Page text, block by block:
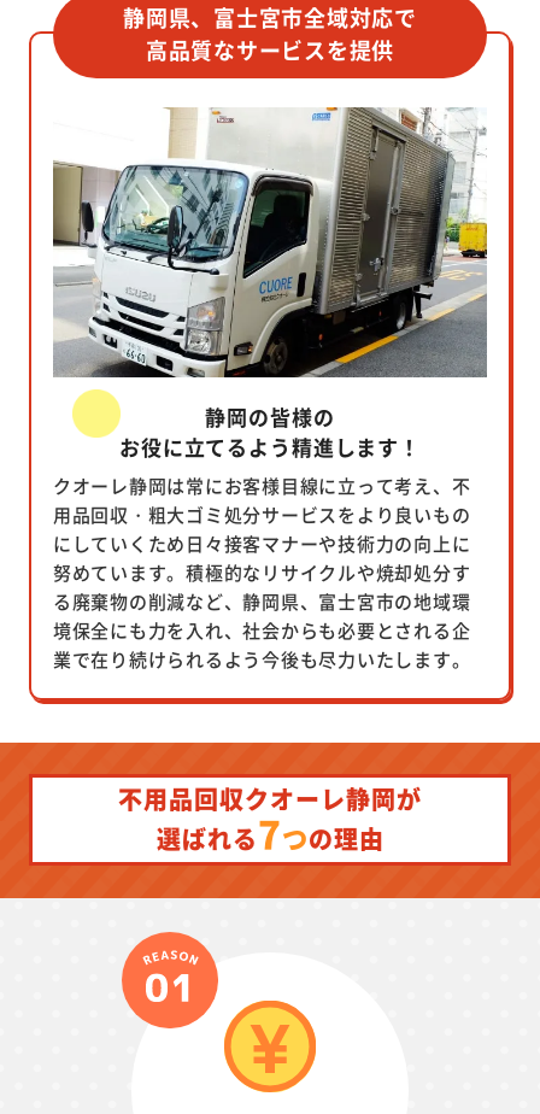
静岡県、富士宮市全域対応で
高品質なサービスを提供
静岡の皆様の
お役に立てるよう精進します！
クオーレ静岡は常にお客様目線に立って考え、不
用品回収・粗大ゴミ処分サービスをより良いもの
にしていくため日々接客マナーや技術力の向上に
努めています。積極的なリサイクルや焼却処分す
る廃棄物の削減など、静岡県、富士宮市の地域環
境保全にも力を入れ、社会からも必要とされる企
業で在り続けられるよう今後も尽力いたします。
不用品回収クオーレ静岡が
選ばれる7つの理由